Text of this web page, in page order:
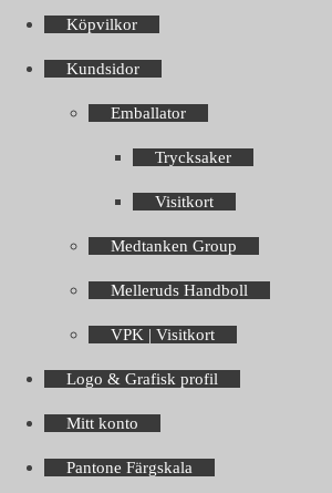
Köpvilkor
Kundsidor
Emballator
Trycksaker
Visitkort
Medtanken Group
Melleruds Handboll
VPK | Visitkort
Logo & Grafisk profil
Mitt konto
Pantone Färgskala